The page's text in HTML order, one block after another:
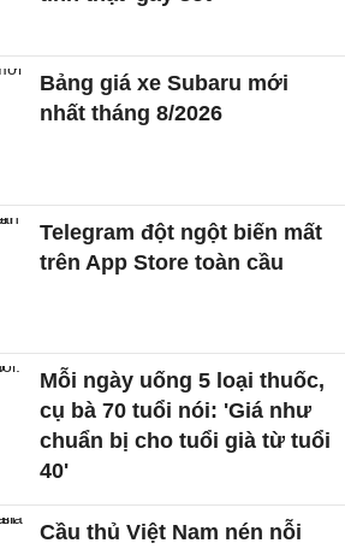
Bảng giá xe Subaru mới
nhất tháng 8/2026
Telegram đột ngột biến mất
trên App Store toàn cầu
Mỗi ngày uống 5 loại thuốc,
cụ bà 70 tuổi nói: 'Giá như
chuẩn bị cho tuổi già từ tuổi
40'
Cầu thủ Việt Nam nén nỗi